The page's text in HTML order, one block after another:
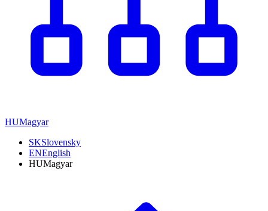
HUMagyar
SKSlovensky
ENEnglish
HUMagyar